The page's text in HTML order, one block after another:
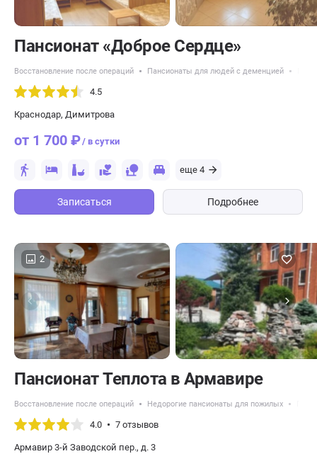
Пансионат «Доброе Сердце»
Восстановление после операций Пансионаты для людей с деменцией
4.5
Краснодар, Димитрова
от 1 700 ₽/ в сутки
еще 4
Записаться Подробнее
2
Пансионат Теплота в Армавире
Восстановление после операций Недорогие пансионаты для пожилых
4.0 7 отзывов
Армавир 3-й Заводской пер., д. 3